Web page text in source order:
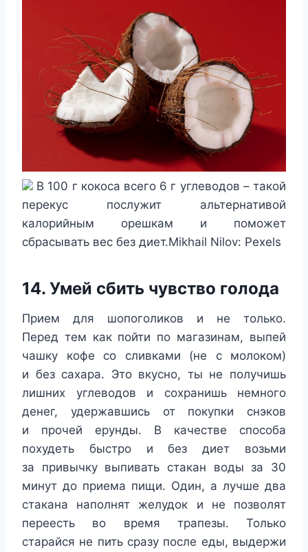
В 100 г кокоса всего 6 г углеводов – такой
перекус послужит альтернативой
калорийным орешкам и поможет
сбрасывать вес без диет.Mikhail Nilov: Pexels
14. Умей сбить чувство голода
Прием для шопоголиков и не только.
Перед тем как пойти по магазинам, выпей
чашку кофе со сливками (не с молоком)
и без сахара. Это вкусно, ты не получишь
лишних углеводов и сохранишь немного
денег, удержавшись от покупки снэков
и прочей ерунды. В качестве способа
похудеть быстро и без диет возьми
за привычку выпивать стакан воды за 30
минут до приема пищи. Один, а лучше два
стакана наполнят желудок и не позволят
переесть во время трапезы. Только
старайся не пить сразу после еды, выдержи